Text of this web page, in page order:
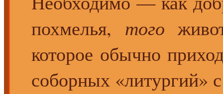
похмелья, того
которое обычно
соборных «литургий»